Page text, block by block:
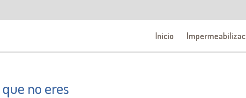
Inicio
no eres